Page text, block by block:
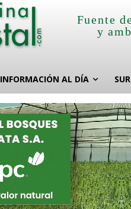
Fuente
y
INFORMACIÓN AL DÍA